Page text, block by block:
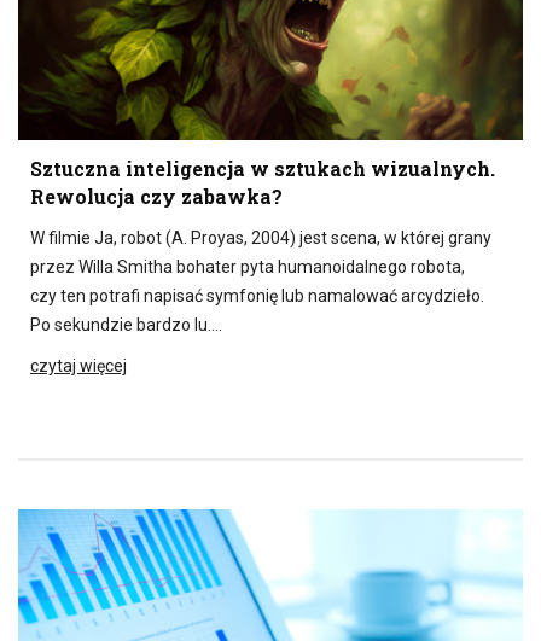
Sztuczna inteligencja w sztukach wizualnych.
Rewolucja czy zabawka?
W filmie Ja, robot (A. Proyas, 2004) jest scena, w której grany
przez Willa Smitha bohater pyta humanoidalnego robota,
czy ten potrafi napisać symfonię lub namalować arcydzieło.
Po sekundzie bardzo lu….
czytaj więcej